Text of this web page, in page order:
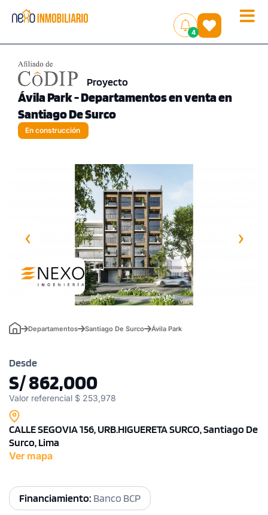
Toggle
4
()
Proyecto
Ávila Park - Departamentos en venta en
Santiago De Surco
En construcción
‹ ›
Departamentos Santiago De Surco Ávila Park
Desde
S/ 862,000
Valor referencial $ 253,978
CALLE SEGOVIA 156, URB.HIGUERETA SURCO, Santiago De
Surco, Lima
Ver mapa
Financiamiento: Banco BCP